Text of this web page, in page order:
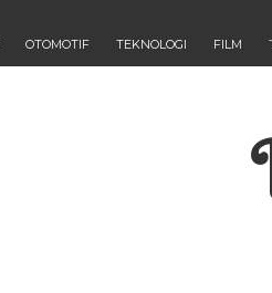
OTOMOTIF TEKNOLOGI FILM